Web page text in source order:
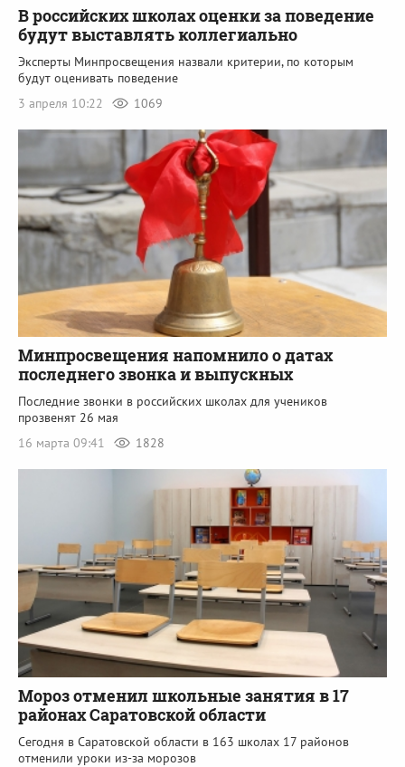
В российских школах оценки за поведение
будут выставлять коллегиально
Эксперты Минпросвещения назвали критерии, по которым
будут оценивать поведение
3 апреля 10:22
1069
Минпросвещения напомнило о датах
последнего звонка и выпускных
Последние звонки в российских школах для учеников
прозвенят 26 мая
16 марта 09:41
1828
Мороз отменил школьные занятия в 17
районах Саратовской области
Сегодня в Саратовской области в 163 школах 17 районов
отменили уроки из-за морозов